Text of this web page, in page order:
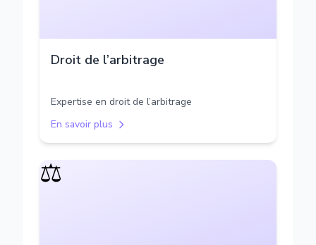
Droit de l’arbitrage
Expertise en droit de l’arbitrage
En savoir plus
⚖️